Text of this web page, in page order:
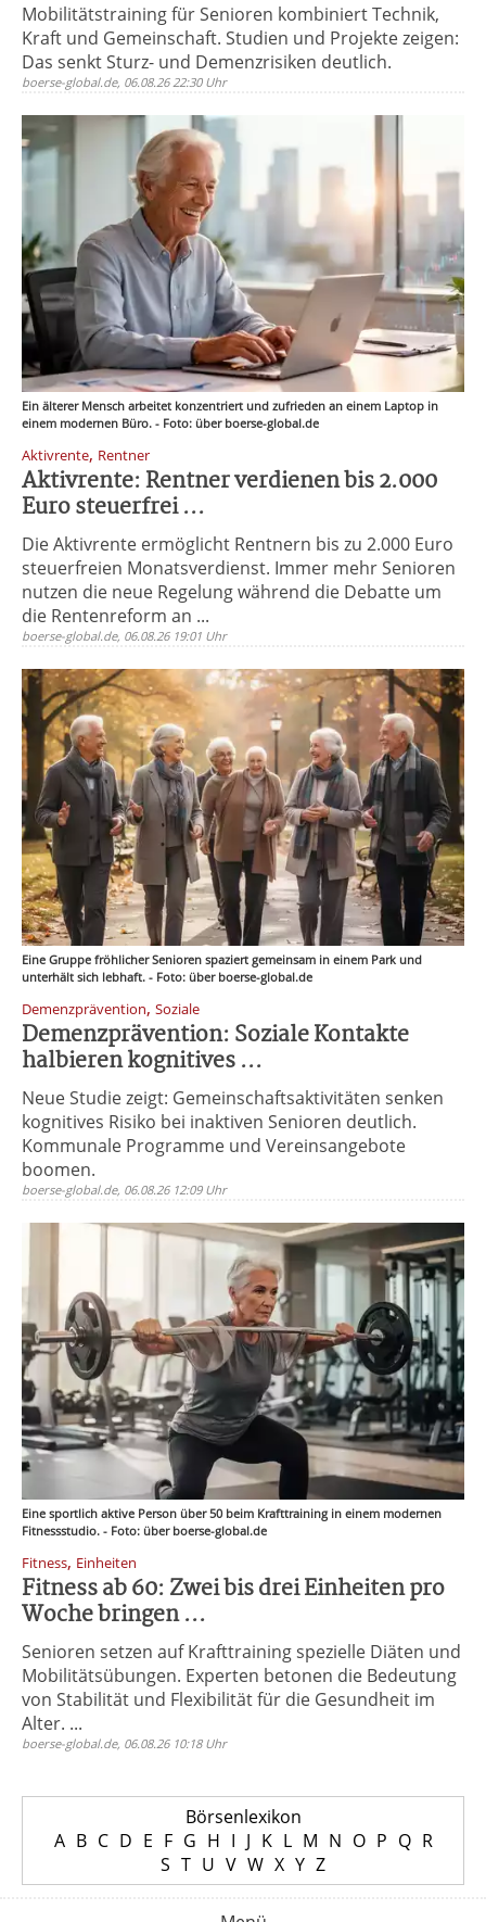
Mobilitätstraining für Senioren kombiniert Technik,
Kraft und Gemeinschaft. Studien und Projekte zeigen:
Das senkt Sturz- und Demenzrisiken deutlich.
boerse-global.de, 06.08.26 22:30 Uhr
Ein älterer Mensch arbeitet konzentriert und zufrieden an einem Laptop in
einem modernen Büro. - Foto: über boerse-global.de
Aktivrente, Rentner
Aktivrente: Rentner verdienen bis 2.000
Euro steuerfrei ...
Die Aktivrente ermöglicht Rentnern bis zu 2.000 Euro
steuerfreien Monatsverdienst. Immer mehr Senioren
nutzen die neue Regelung während die Debatte um
die Rentenreform an ...
boerse-global.de, 06.08.26 19:01 Uhr
Eine Gruppe fröhlicher Senioren spaziert gemeinsam in einem Park und
unterhält sich lebhaft. - Foto: über boerse-global.de
Demenzprävention, Soziale
Demenzprävention: Soziale Kontakte
halbieren kognitives ...
Neue Studie zeigt: Gemeinschaftsaktivitäten senken
kognitives Risiko bei inaktiven Senioren deutlich.
Kommunale Programme und Vereinsangebote
boomen.
boerse-global.de, 06.08.26 12:09 Uhr
Eine sportlich aktive Person über 50 beim Krafttraining in einem modernen
Fitnessstudio. - Foto: über boerse-global.de
Fitness, Einheiten
Fitness ab 60: Zwei bis drei Einheiten pro
Woche bringen ...
Senioren setzen auf Krafttraining spezielle Diäten und
Mobilitätsübungen. Experten betonen die Bedeutung
von Stabilität und Flexibilität für die Gesundheit im
Alter. ...
boerse-global.de, 06.08.26 10:18 Uhr
Börsenlexikon
A B C D E F G H I J K L M N O P Q R
S T U V W X Y Z